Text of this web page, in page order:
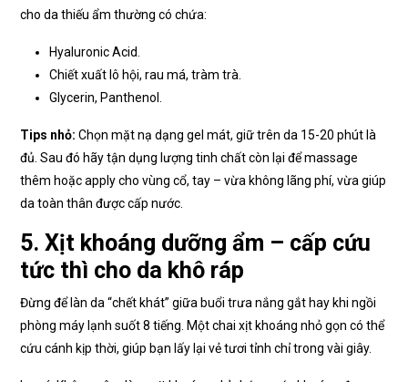
cho da thiếu ẩm thường có chứa:
Hyaluronic Acid.
Chiết xuất lô hội, rau má, tràm trà.
Glycerin, Panthenol.
Tips nhỏ: Chọn mặt nạ dạng gel mát, giữ trên da 15-20 phút là
đủ. Sau đó hãy tận dụng lượng tinh chất còn lại để massage
thêm hoặc apply cho vùng cổ, tay – vừa không lãng phí, vừa giúp
da toàn thân được cấp nước.
5. Xịt khoáng dưỡng ẩm – cấp cứu
tức thì cho da khô ráp
Đừng để làn da “chết khát” giữa buổi trưa nắng gắt hay khi ngồi
phòng máy lạnh suốt 8 tiếng. Một chai xịt khoáng nhỏ gọn có thể
cứu cánh kịp thời, giúp bạn lấy lại vẻ tươi tỉnh chỉ trong vài giây.